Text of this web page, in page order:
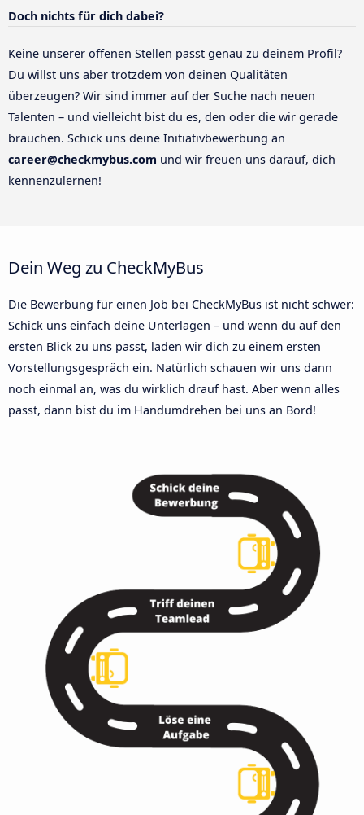
Doch nichts für dich dabei?
Keine unserer offenen Stellen passt genau zu deinem Profil?
Du willst uns aber trotzdem von deinen Qualitäten
überzeugen? Wir sind immer auf der Suche nach neuen
Talenten – und vielleicht bist du es, den oder die wir gerade
brauchen. Schick uns deine Initiativbewerbung an
career@checkmybus.com und wir freuen uns darauf, dich
kennenzulernen!
Dein Weg zu CheckMyBus
Die Bewerbung für einen Job bei CheckMyBus ist nicht schwer:
Schick uns einfach deine Unterlagen – und wenn du auf den
ersten Blick zu uns passt, laden wir dich zu einem ersten
Vorstellungsgespräch ein. Natürlich schauen wir uns dann
noch einmal an, was du wirklich drauf hast. Aber wenn alles
passt, dann bist du im Handumdrehen bei uns an Bord!